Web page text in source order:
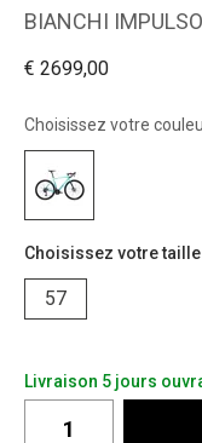
BIANCHI
€ 2699,00
Choisissez votre
Choisissez votre taille
57
Livraison 5 jours